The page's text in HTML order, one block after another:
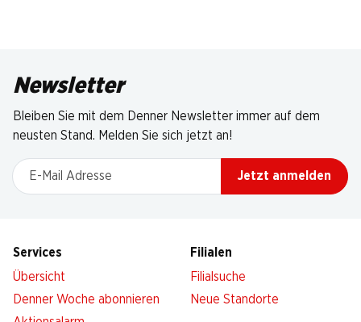
Newsletter
Bleiben Sie mit dem Denner Newsletter immer auf dem
neusten Stand. Melden Sie sich jetzt an!
E-Mail Adresse
Jetzt anmelden
Services
Übersicht
Denner Woche abonnieren
Filialen
Filialsuche
Neue Standorte